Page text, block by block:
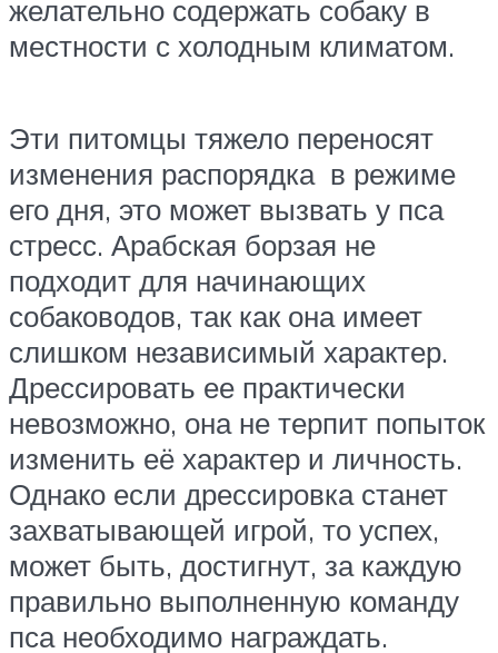
желательно содержать собаку в
местности с холодным климатом.
Эти питомцы тяжело переносят
изменения распорядка в режиме
его дня, это может вызвать у пса
стресс. Арабская борзая не
подходит для начинающих
собаководов, так как она имеет
слишком независимый характер.
Дрессировать ее практически
невозможно, она не терпит попыток
изменить её характер и личность.
Однако если дрессировка станет
захватывающей игрой, то успех,
может быть, достигнут, за каждую
правильно выполненную команду
пса необходимо награждать.